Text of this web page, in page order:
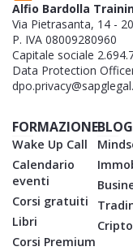
Alfio Bardolla
Via Pietrasanta, 14 -
P. IVA 08009280960
Capitale sociale
Data Protection
FORMAZIONE
Wake Up Call
Calendario
eventi
Corsi gratuiti
Libri
Corsi Premium
BLOG